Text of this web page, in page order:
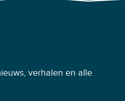
verhalen en alle